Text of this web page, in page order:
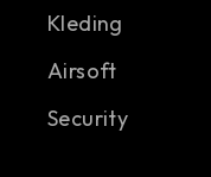
Kleding
Airsoft
Security